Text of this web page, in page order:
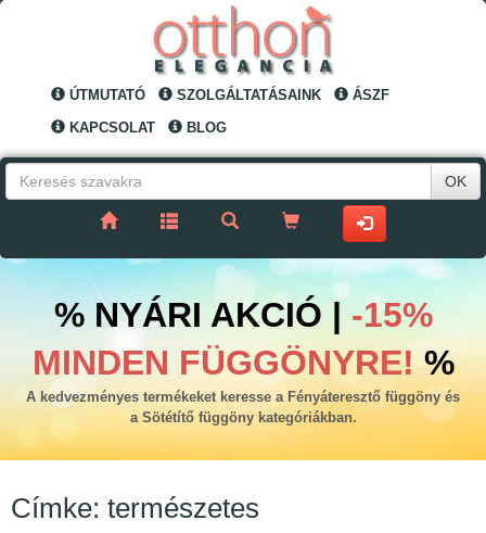
ÚTMUTATÓ SZOLGÁLTATÁSAINK
ÁSZF
KAPCSOLAT
BLOG
OK
% NYÁRI AKCIÓ | -15%
MINDEN FÜGGÖNYRE!%
A kedvezményes termékeket keresse a Fényáteresztő függöny és
a Sötétítő függöny kategóriákban.
Címke: természetes